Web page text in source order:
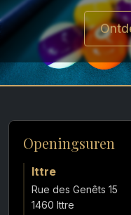
Openingsuren
Ittre
Rue des Genêts 15
1460 Ittre